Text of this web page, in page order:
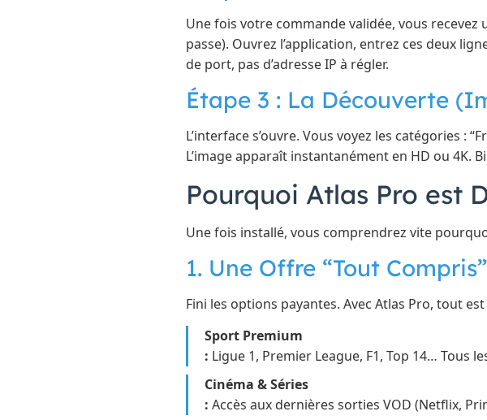
Une fois votre commande validée, vous
passe). Ouvrez l’application, entrez ces deux
de port, pas d’adresse IP à régler.
Étape 3 : La Découverte
L’interface s’ouvre. Vous voyez les catégories :
L’image apparaît instantanément en HD ou 4K.
Pourquoi Atlas Pro est
Une fois installé, vous comprendrez vite
1. Une Offre “Tout Compris”
Fini les options payantes. Avec Atlas Pro, tout
Sport Premium
: Ligue 1, Premier League, F1, Top 14… Tous
Cinéma & Séries
: Accès aux dernières sorties VOD (Netflix,